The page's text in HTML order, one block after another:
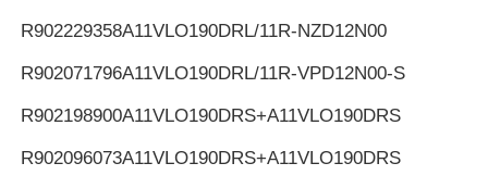
R902229358A11VLO190DRL/11R-NZD12N00
R902071796A11VLO190DRL/11R-VPD12N00-S
R902198900A11VLO190DRS+A11VLO190DRS
R902096073A11VLO190DRS+A11VLO190DRS